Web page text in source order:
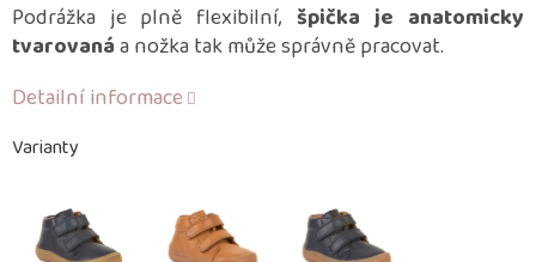
Varianty
Podrážka je plně flexibilní, špička je anatomicky
tvarovanáa nožka tak může správně pracovat.
Detailní informace